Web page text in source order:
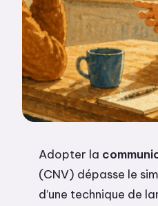
Adopter la
(CNV) dépasse le
d’une technique de